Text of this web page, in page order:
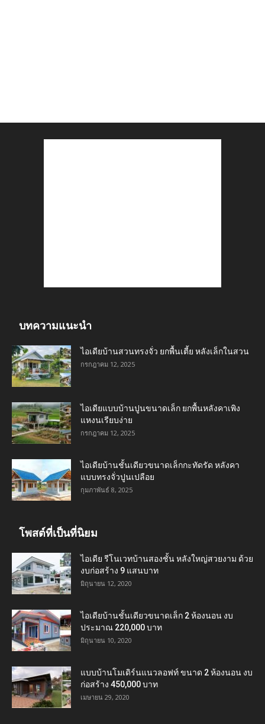
บทความแนะนำ
ไอเดียบ้านสวนทรงจั่ว ยกพื้นเตี้ย หลังเล็กในสวน
กรกฎาคม 12, 2025
ไอเดียแบบบ้านปูนขนาดเล็ก ยกพื้นหลังคาเพิง
แหงนเรียบง่าย
กรกฎาคม 12, 2025
ไอเดียบ้านชั้นเดียวขนาดเล็กกะทัดรัด หลังคา
แบบทรงจั่วปูนเปลือย
กุมภาพันธ์ 8, 2025
โพสต์ที่เป็นที่นิยม
ไอเดีย รีโนเวทบ้านสองชั้น หลังใหญ่สวยงาม ด้วย
งบก่อสร้าง 9 แสนบาท
มิถุนายน 12, 2020
ไอเดียบ้านชั้นเดียวขนาดเล็ก 2 ห้องนอน งบ
ประมาณ 220,000 บาท
มิถุนายน 10, 2020
แบบบ้านโมเดิร์นแนวลอฟท์ ขนาด 2 ห้องนอน งบ
ก่อสร้าง 450,000 บาท
เมษายน 29, 2020